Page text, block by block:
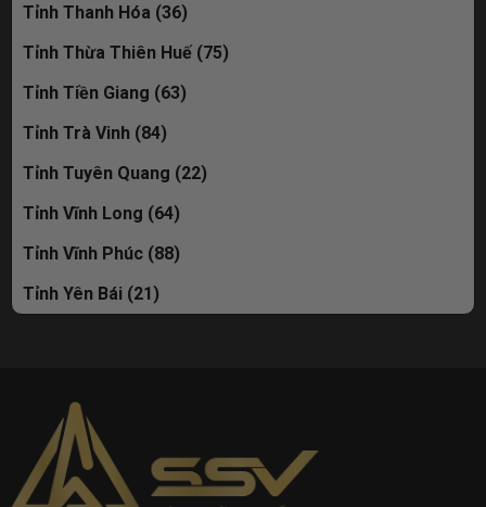
Tỉnh Thanh Hóa (36)
Tỉnh Thừa Thiên Huế (75)
Tỉnh Tiền Giang (63)
Tỉnh Trà Vinh (84)
Tỉnh Tuyên Quang (22)
Tỉnh Vĩnh Long (64)
Tỉnh Vĩnh Phúc (88)
Tỉnh Yên Bái (21)